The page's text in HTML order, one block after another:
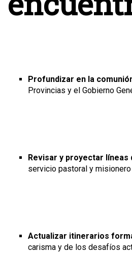
Profundizar en la
Provincias y el Gobierno
Revisar y proyectar líneas
servicio pastoral y misionero
Actualizar itinerarios
carisma y de los desafíos